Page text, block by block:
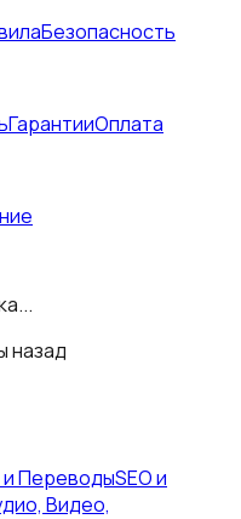
Безопасность
ГарантииОплата
назад
и ПереводыSEO и
Видео,